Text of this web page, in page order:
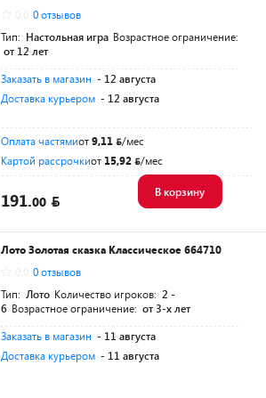
0 отзывов
Тип: Настольная игра Возрастное ограничение:
от 12 лет
Заказать в магазин - 12 августа
Доставка курьером - 12 августа
Оплата частямиот9,11
/мес
Картой рассрочкиот 15,92 /мес
191.00
В корзину
Лото Золотая сказка Классическое 664710
0 отзывов
Тип: Лото Количество игроков: 2 -
6 Возрастное ограничение: от 3-х лет
Заказать в магазин - 11 августа
Доставка курьером - 11 августа